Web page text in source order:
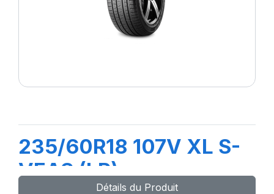
235/60R18 107V XL S-
VEAS (LR)
Détails du Produit